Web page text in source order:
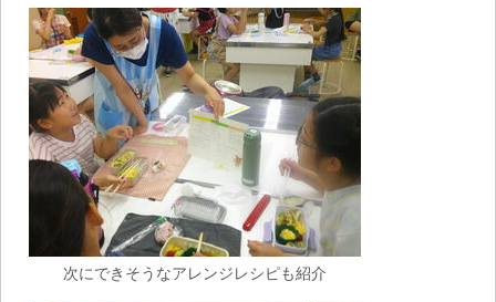
次にできそうなアレンジレシピも紹介